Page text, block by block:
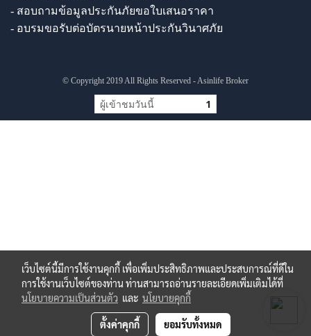
- สอบถามข้อมูลประกันภัยขอใบเสนอราคา
- อบรมขอรับต่อบัตรนายหน้าประกันวินาศภัย
© Copyright 2019 All Rights Reserved - Asinlife Broker
ผู้เข้าชมวันนี้ 1
เว็บไซต์นี้มีการใช้งานคุกกี้ เพื่อเพิ่มประสิทธิภาพและประสบการณ์ที่ดีใน
การใช้งานเว็บไซต์ของท่าน ท่านสามารถอ่านรายละเอียดเพิ่มเติมได้ที่
นโยบายความเป็นส่วนตัว และ นโยบายคุกกี้
ตั้งค่าคุกกี้ ยอมรับทั้งหมด